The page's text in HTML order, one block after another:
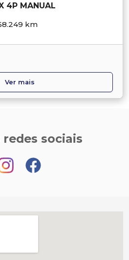
4P MANUAL
km
Ver mais
redes sociais